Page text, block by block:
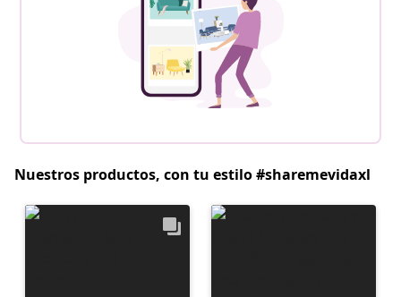
Nuestros productos, con tu estilo #sharemevidaxl